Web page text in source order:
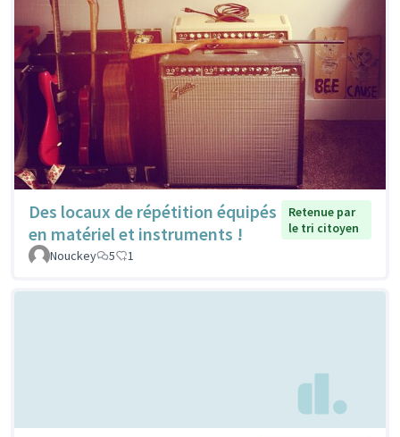
Des locaux de répétition équipés
en matériel et instruments !
Retenue par
le tri citoyen
Nouckey
5 1